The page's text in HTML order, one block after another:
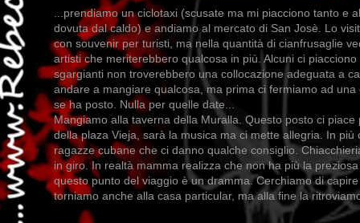
...prendiamo un ciclotaxi (scusate ma mi piacciono tanto e
dovuta dal caldo) e andiamo al mercato di San Josè. Lo
con souvenir per turisti, ma nella quantità di cianfrusaglie
artisti che meriterebbero qualcosa in più. Alcuni ci
sgargianti non troverebbero una collocazione adeguata a
andare a mangiare qualcosa, ma prima ci fermiamo ad
se ha posto. Nulla per quelle date...
Mangiamo alla taverna della Muralla. Questo posto ci
della plaza Vieja, sarà la musica ma ci mette allegria. In più
ragazze cubane che ci danno qualche consiglio.
in giro. In realtà mamma realizza che non ha più la
questo punto del viaggio è un dramma. Cerchiamo di
torniamo anche alla casa particular, ma alla fine la